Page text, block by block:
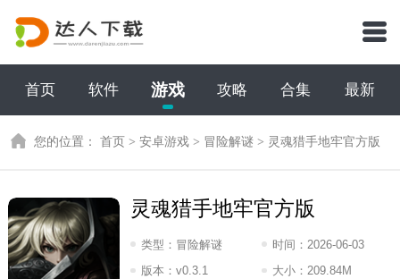
首页 软件 游戏 攻略 合集 最新
您的位置：首页 >安卓游戏 > 冒险解谜 > 灵魂猎手地牢官方版
灵魂猎手地牢官方版
类型： 冒险解谜 时间： 2026-06-03
13:2026
版本：v0.3.1 大小： 209.84M